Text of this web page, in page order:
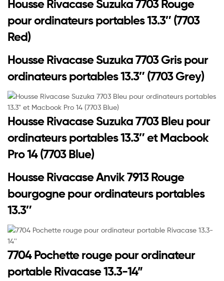
Housse Rivacase Suzuka 7703 Rouge
pour ordinateurs portables 13.3″ (7703
Red)
Housse Rivacase Suzuka 7703 Gris pour
ordinateurs portables 13.3″ (7703 Grey)
Housse Rivacase Suzuka 7703 Bleu pour
ordinateurs portables 13.3″ et Macbook
Pro 14 (7703 Blue)
Housse Rivacase Anvik 7913 Rouge
bourgogne pour ordinateurs portables
13.3″
7704 Pochette rouge pour ordinateur
portable Rivacase 13.3-14”